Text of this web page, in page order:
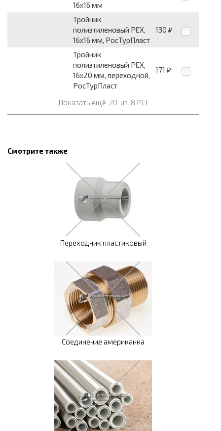
16x16 мм
Тройник
полиэтиленовый PEX,
16x16 мм, РосТурПласт
130 ₽
Тройник
полиэтиленовый PEX,
16x20 мм, переходной,
РосТурПласт
171 ₽
Показать ещё 20 из 8793
Смотрите также
Переходник пластиковый
Соединение американка